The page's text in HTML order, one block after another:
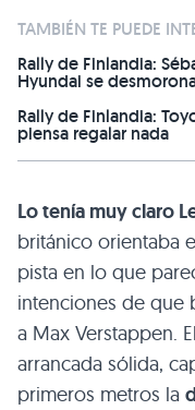
TAMBIÉN TE PUEDE
Rally de Finlandia:
Hyundai se
Rally de Finlandia:
piensa regalar nada
Lo tenía muy claro
británico orientaba
pista en lo que
intenciones de que
a Max Verstappen.
arrancada sólida,
primeros metros la